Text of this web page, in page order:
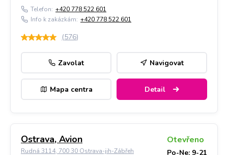
Telefon: +420 778 522 601
Info k zakázkám: +420 778 522 601
(576)
Zavolat Navigovat
Mapa centra Detail
Ostrava, Avion
Rudná 3114, 700 30 Ostrava-jih-Zábřeh
Otevřeno
Po-Ne: 9-21